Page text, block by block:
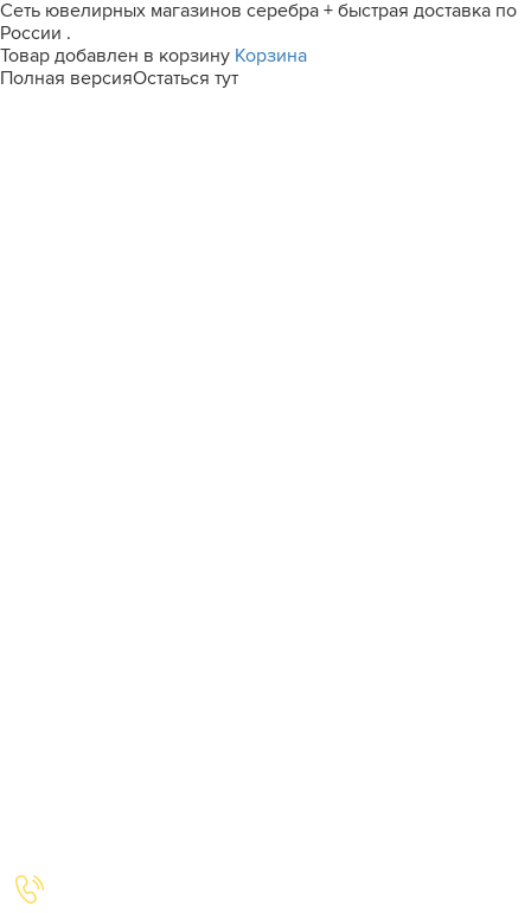
Сеть ювелирных магазинов серебра + быстрая доставка по
России .
Товар добавлен в корзину Корзина
Полная версияОстаться тут